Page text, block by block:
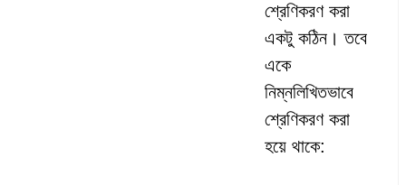
শ্রেণিকরণ করা
একটু কঠিন। তবে
একে
নিম্নলিখিতভাবে
শ্রেণিকরণ করা
হয়ে থাকে: